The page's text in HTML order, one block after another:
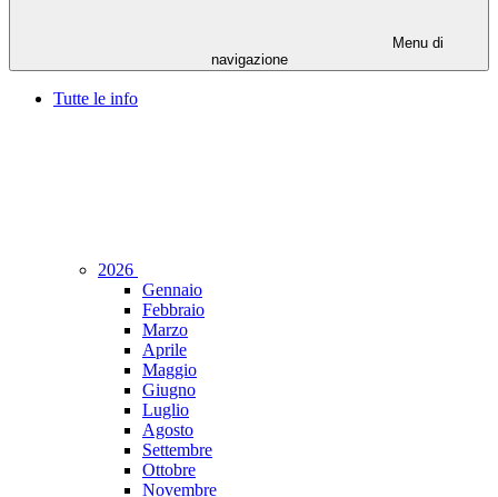
Menu di
navigazione
Tutte le info
2026
Gennaio
Febbraio
Marzo
Aprile
Maggio
Giugno
Luglio
Agosto
Settembre
Ottobre
Novembre